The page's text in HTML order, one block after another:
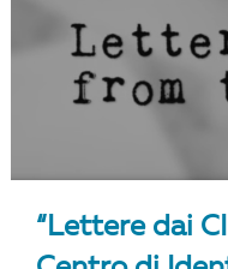
“Lettere dai